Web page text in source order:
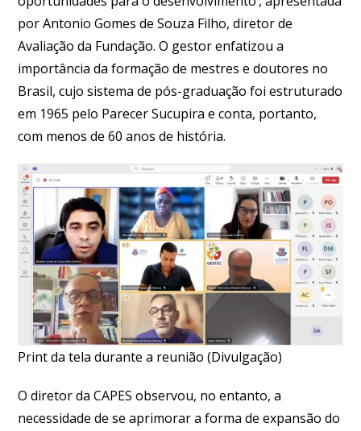
por Antonio Gomes de Souza Filho, diretor de
Avaliação da Fundação. O gestor enfatizou a
importância da formação de mestres e doutores no
Brasil, cujo sistema de pós-graduação foi estruturado
em 1965 pelo Parecer Sucupira e conta, portanto,
com menos de 60 anos de história.
Print da tela durante a reunião (Divulgação)
O diretor da CAPES observou, no entanto, a
necessidade de se aprimorar a forma de expansão do